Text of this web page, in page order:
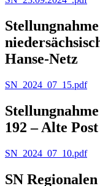
Hanse-Netz
SN_2024_07_15.pdf
192 – Alte
SN_2024_07_10.pdf
SN